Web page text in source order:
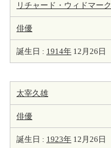
リチャード・ウィドマーク
俳優
誕生日 : 1914年 12月26日
太宰久雄
俳優
誕生日 : 1923年 12月26日